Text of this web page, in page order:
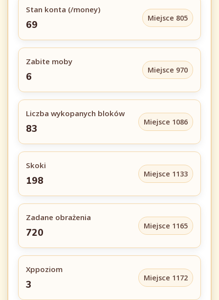
Stan konta (/money)
69
Miejsce 805
Zabite moby
6
Miejsce 970
Liczba wykopanych bloków
83
Miejsce 1086
Skoki
198
Miejsce 1133
Zadane obrażenia
720
Miejsce 1165
Xppoziom
3
Miejsce 1172